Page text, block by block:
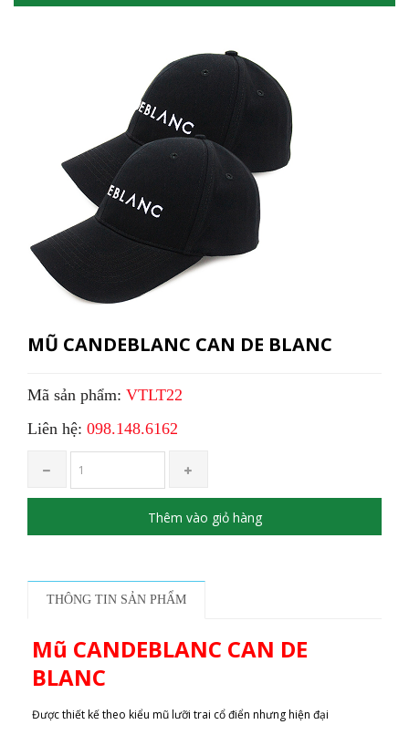
MŨ CANDEBLANC CAN DE BLANC
Mã sản phẩm: VTLT22
Liên hệ: 098.148.6162
Thêm vào giỏ hàng
THÔNG TIN SẢN PHẨM
Mũ CANDEBLANC CAN DE
BLANC
Được thiết kế theo kiểu mũ lưỡi trai cổ điển nhưng hiện đại